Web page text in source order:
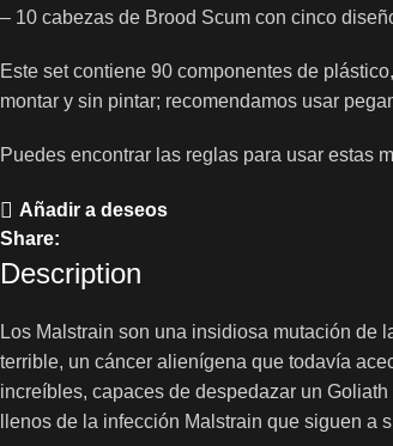
– 10 cabezas de Brood Scum con cinco
Este set contiene 90 componentes de
montar y sin pintar; recomendamos usar
Puedes encontrar las reglas para usar estas
Añadir a deseos
Share:
Description
Los Malstrain son una insidiosa mutación de
terrible, un cáncer alienígena que todavía
increíbles, capaces de despedazar un
llenos de la infección Malstrain que siguen a